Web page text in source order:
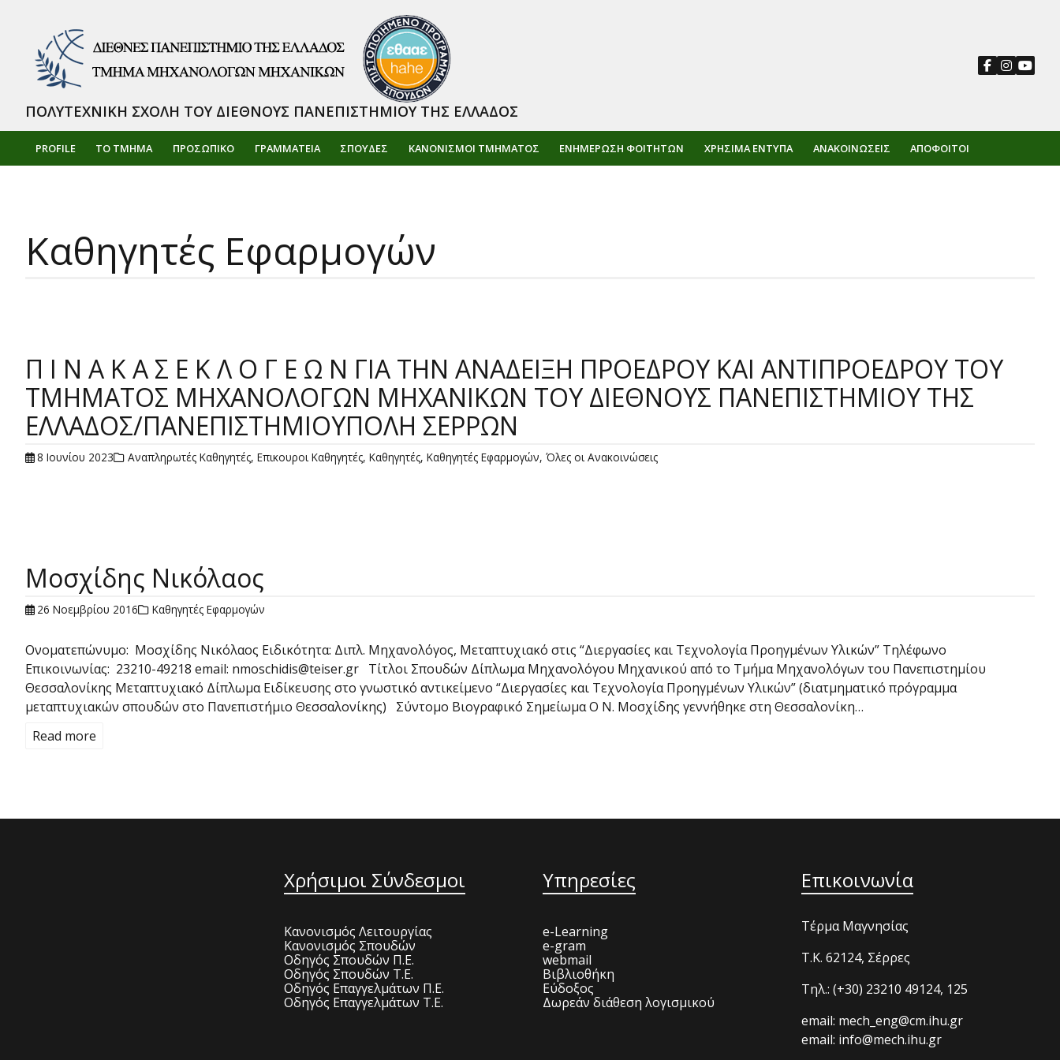
PROFILE ΤΟ ΤΜΗΜΑ ΠΡΟΣΩΠΙΚΌ ΓΡΑΜΜΑΤΕΙΑ ΣΠΟΥΔΕΣ ΚΑΝΟΝΙΣΜΟΙ ΤΜΗΜΑΤΟΣ ΕΝΗΜΈΡΩΣΗ ΦΟΙΤΗΤΏΝ ΧΡΉΣΙΜΑ ΈΝΤΥΠΑ ΑΝΑΚΟΙΝΏΣΕΙΣ ΑΠΌΦΟΙΤΟΙ
ΠΟΛΥΤΕΧΝΙΚΗ ΣΧΟΛΗ ΤΟΥ ΔΙΕΘΝΟΥΣ ΠΑΝΕΠΙΣΤΗΜΙΟΥ ΤΗΣ ΕΛΛΑΔΟΣ
Καθηγητές Εφαρμογών
Π Ι Ν Α Κ Α Σ Ε Κ Λ Ο Γ Ε Ω Ν ΓΙΑ ΤΗΝ ΑΝΑΔΕΙΞΗ ΠΡΟΕΔΡΟΥ ΚΑΙ ΑΝΤΙΠΡΟΕΔΡΟΥ ΤΟΥ
ΤΜΗΜΑΤΟΣ ΜΗΧΑΝΟΛΟΓΩΝ ΜΗΧΑΝΙΚΩΝ ΤΟΥ ΔΙΕΘΝΟΥΣ ΠΑΝΕΠΙΣΤΗΜΙΟΥ ΤΗΣ
ΕΛΛΑΔΟΣ/ΠΑΝΕΠΙΣΤΗΜΙΟΥΠΟΛΗ ΣΕΡΡΩΝ
8 Ιουνίου 2023 Αναπληρωτές Καθηγητές, Επικουροι Καθηγητές, Καθηγητές, Καθηγητές Εφαρμογών, Όλες οι Ανακοινώσεις
Μοσχίδης Νικόλαος
26 Νοεμβρίου 2016 Καθηγητές Εφαρμογών
Ονοματεπώνυμο: Μοσχίδης Νικόλαος Ειδικότητα: Διπλ. Μηχανολόγος, Μεταπτυχιακό στις “Διεργασίες και Τεχνολογία Προηγμένων Υλικών” Τηλέφωνο
Επικοινωνίας: 23210-49218 email: nmoschidis@teiser.gr Τίτλοι Σπουδών Δίπλωμα Μηχανολόγου Μηχανικού από το Τμήμα Μηχανολόγων του Πανεπιστημίου
Θεσσαλονίκης Μεταπτυχιακό Δίπλωμα Ειδίκευσης στο γνωστικό αντικείμενο “Διεργασίες και Τεχνολογία Προηγμένων Υλικών” (διατμηματικό πρόγραμμα
μεταπτυχιακών σπουδών στο Πανεπιστήμιο Θεσσαλονίκης) Σύντομο Βιογραφικό Σημείωμα Ο Ν. Μοσχίδης γεννήθηκε στη Θεσσαλονίκη…
Read more
Χρήσιμοι Σύνδεσμοι
Κανονισμός Λειτουργίας
Κανονισμός Σπουδών
Οδηγός Σπουδών Π.Ε.
Οδηγός Σπουδών Τ.Ε.
Οδηγός Επαγγελμάτων Π.Ε.
Οδηγός Επαγγελμάτων Τ.Ε.
Υπηρεσίες
e-Learning
e-gram
webmail
Βιβλιοθήκη
Εύδοξος
Δωρεάν διάθεση λογισμικού
Επικοινωνία
Τέρμα Μαγνησίας
T.K. 62124, Σέρρες
Τηλ.: (+30) 23210 49124, 125
email: mech_eng@cm.ihu.gr
email: info@mech.ihu.gr